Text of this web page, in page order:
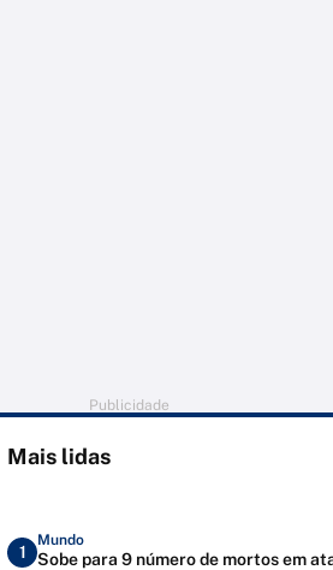
Publicidade
Mais lidas
1
Mundo
Sobe para 9 número de mortos em